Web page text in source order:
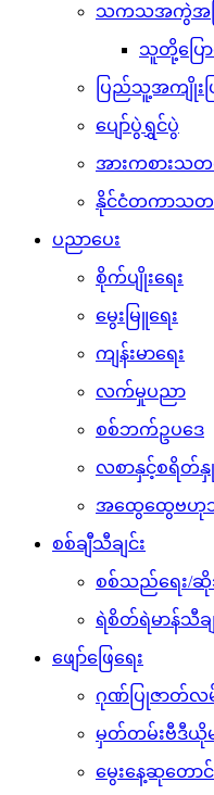
သကသအကွဲအပ
သူတို့ပြေ
ပြည်သူ့အကျိုး
ပျော်ပွဲရွှင်ပွဲ
အားကစားသတ
နိုင်ငံတကာသတ
ပညာပေး
စိုက်ပျိုးရေး
မွေးမြူရေး
ကျန်းမာရေး
လက်မှုပညာ
စစ်ဘက်ဥပဒေ
လစာနှင့်စရိတ်နှု
အထွေထွေဗ
စစ်ချီသီချင်း
စစ်သည်ရေး/ဆိုသီ
ရဲစိတ်ရဲမာန်သီချ
ဖျော်ဖြေရေး
ဂုဏ်ပြုဇာတ်လမ်
မှတ်တမ်းဗီဒီယိုမ
မွေးနေ့ဆုတောင်း